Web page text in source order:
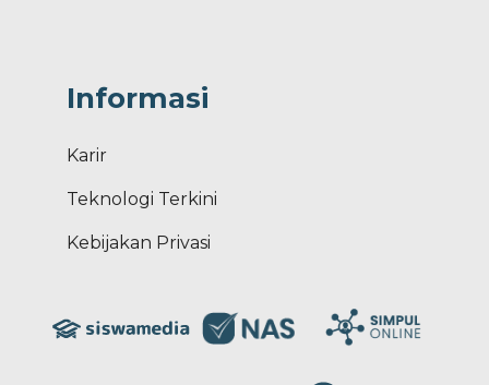
Informasi
Karir
Teknologi Terkini
Kebijakan Privasi